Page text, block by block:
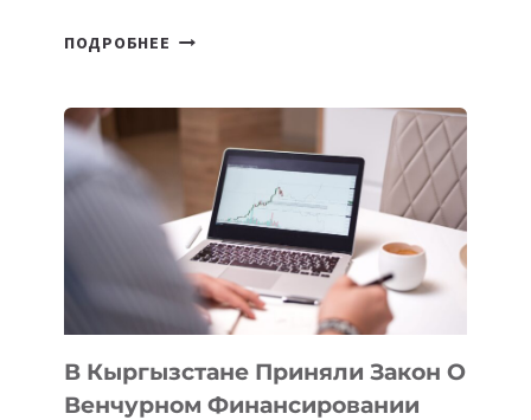
ПОДРОБНЕЕ
FINANCE
&
TECHNOLOGY
FORUM
В Кыргызстане Приняли Закон О
Венчурном Финансировании